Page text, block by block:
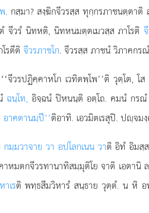
. กสฺมา? สงฺฆิกจีวรสฺส ทุกฺกรภาชนตฺต
จีวรํ นิทหติ, นิทหนมตฺตเมวสฺส ภาโรติ
รตีติ จีวรภาชโก. จีวรสฺส ภาชนํ วิภาคกรณํ
จีวรปฏิคฺคาหโก เวทิตพฺโพ’’ติ วุตฺโต, โ
ฉนฺโท,อิจฺฉนํ ปิหนนฺติ อตฺโถ. คมนํ กรณํ
าคตานมฺปี’’ติอาทิ. เอวมิตเรสุปิ. ปฺจ
มฺมวาจาย วา อปโลกเนน วาติ อิทํ อิมสฺ
าหมตกจีวรทานาทิสมฺมุติโย จาติ เอตานิ
เรติพทฺธสีมวิหารํ สนฺธาย วุตฺตํ. น หิ อ